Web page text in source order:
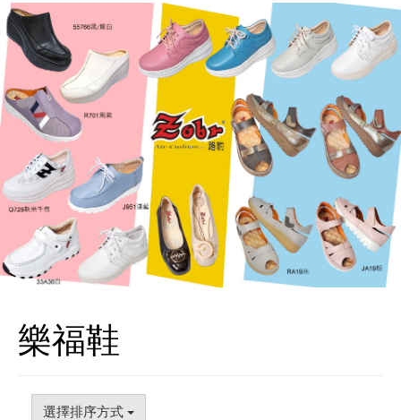
P
r
e
v
i
o
u
N
e
x
t
樂福鞋
選擇排序方式